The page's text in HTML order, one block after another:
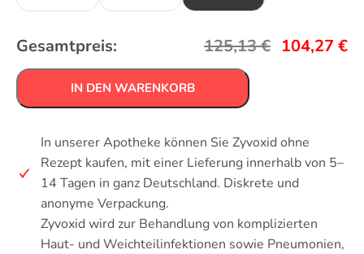
Gesamtpreis: 125,13€ 104,27 €
IN DEN WARENKORB
In unserer Apotheke können Sie Zyvoxid ohne
Rezept kaufen, mit einer Lieferung innerhalb von 5–
14 Tagen in ganz Deutschland. Diskrete und
anonyme Verpackung.
Zyvoxid wird zur Behandlung von komplizierten
Haut- und Weichteilinfektionen sowie Pneumonien,